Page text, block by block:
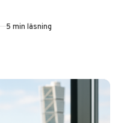
5 min läsning